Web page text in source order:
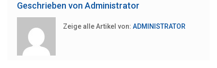
Geschrieben von Administrator
Zeige alle Artikel von: ADMINISTRATOR